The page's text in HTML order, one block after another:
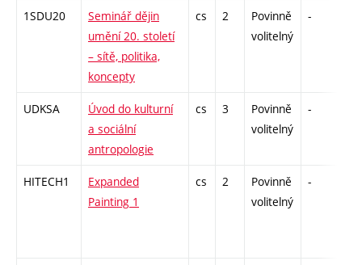
1SDU20
Seminář dějin
umění 20. století
– sítě, politika,
koncepty
cs 2
Povinně
volitelný
-
UDKSA
Úvod do kulturní
a sociální
antropologie
cs 3
Povinně
volitelný
-
HITECH1
Expanded
Painting 1
cs 2
Povinně
volitelný
-